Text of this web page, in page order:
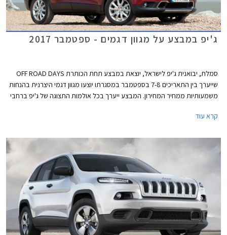
ג'יפ במבצע על מגוון דגמים - ספטמבר 2017
סמלת, יבואנית ג'יפ לישראל, יוצאת במבצע תחת הכותרת OFF ROAD DAYS
שייערך בין התאריכים 7-8 בספטמבר במסגרתו יוצעו מגוון דגמי היצרנית בהנחות
משמעותיות ממחיר המחירון. המבצע ייערך בכל אולמות התצוגה של ג'יפ ברחבי
קרא עוד